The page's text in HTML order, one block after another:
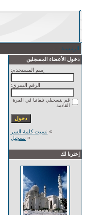
الرئيسية
دخول الأعضاء المسجلين
إسم المستخدم:
الرقم السري:
قم بتسجيلي تلقائيا في المرة
القادمة
» نسيت كلمة السر
» تسجيل
إخترنا لك